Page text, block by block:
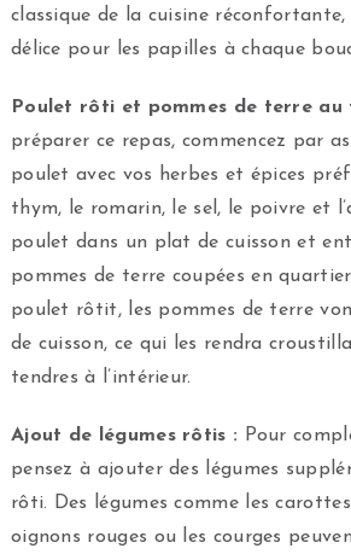
classique de la cuisine
délice pour les papilles à chaque
Poulet rôti et pommes de terre au
préparer ce repas, commencez par
poulet avec vos herbes et épices
thym, le romarin, le sel, le poivre et
poulet dans un plat de cuisson et
pommes de terre coupées en
poulet rôtit, les pommes de terre
de cuisson, ce qui les rendra
tendres à l’intérieur.
Ajout de légumes rôtis : Pour
pensez à ajouter des légumes
rôti. Des légumes comme les
oignons rouges ou les courges